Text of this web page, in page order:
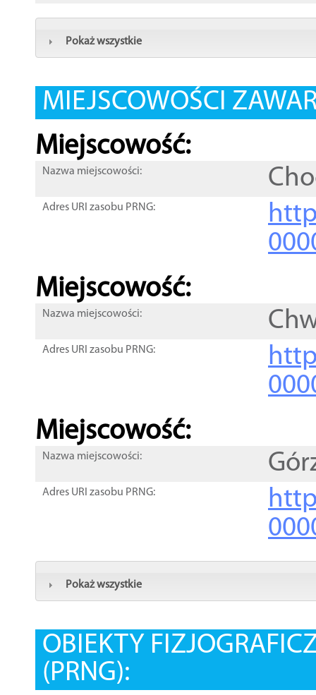
Pokaż wszystkie
MIEJSCOWOŚCI
Miejscowość:
Nazwa miejscowości:
Adres URI zasobu PRNG:
Miejscowość:
Nazwa miejscowości:
Adres URI zasobu PRNG:
Miejscowość:
Nazwa miejscowości:
Adres URI zasobu PRNG:
Pokaż wszystkie
OBIEKTY
(PRNG):